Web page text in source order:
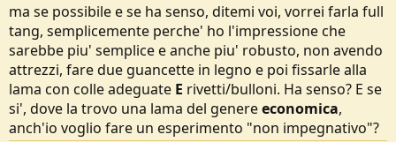
ma se possibile e se ha senso, ditemi voi, vorrei farla full
tang, semplicemente perche' ho l'impressione che
sarebbe piu' semplice e anche piu' robusto, non avendo
attrezzi, fare due guancette in legno e poi fissarle alla
lama con colle adeguate E rivetti/bulloni. Ha senso? E se
si', dove la trovo una lama del genereeconomica,
anch'io voglio fare un esperimento "non impegnativo"?